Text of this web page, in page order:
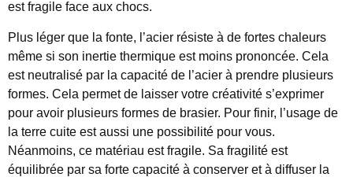
est fragile face aux chocs.
Plus léger que la fonte, l’acier résiste à de fortes chaleurs
même si son inertie thermique est moins prononcée. Cela
est neutralisé par la capacité de l’acier à prendre plusieurs
formes. Cela permet de laisser votre créativité s’exprimer
pour avoir plusieurs formes de brasier. Pour finir, l’usage de
la terre cuite est aussi une possibilité pour vous.
Néanmoins, ce matériau est fragile. Sa fragilité est
équilibrée par sa forte capacité à conserver et à diffuser la